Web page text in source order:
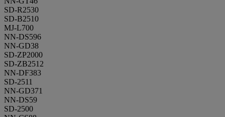
SD-R2530
SD-B2510
MJ-L700
NN-DS596
NN-GD38
SD-ZP2000
SD-ZB2512
NN-DF383
SD-2511
NN-GD371
NN-DS59
SD-2500